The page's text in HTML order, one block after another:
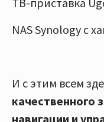
NAS Synology с
И c этим всем
качественного
навигации и